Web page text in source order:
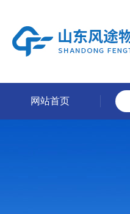
网站首页